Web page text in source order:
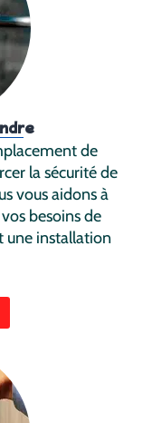
de
la sécurité de
vous aidons à
besoins de
une installation